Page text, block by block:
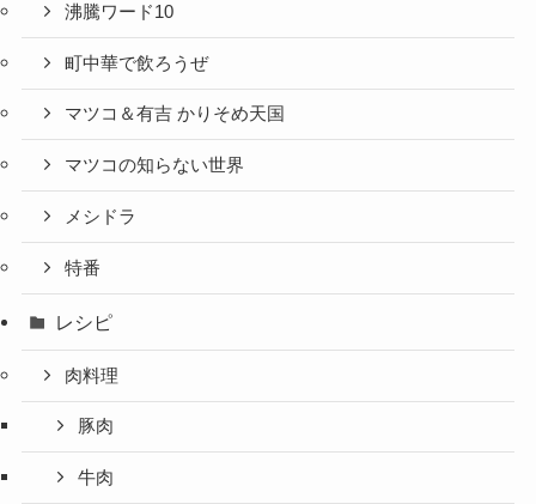
沸騰ワード10
町中華で飲ろうぜ
マツコ＆有吉 かりそめ天国
マツコの知らない世界
メシドラ
特番
レシピ
肉料理
豚肉
牛肉